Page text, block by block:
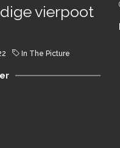
vierpoot
In The Picture